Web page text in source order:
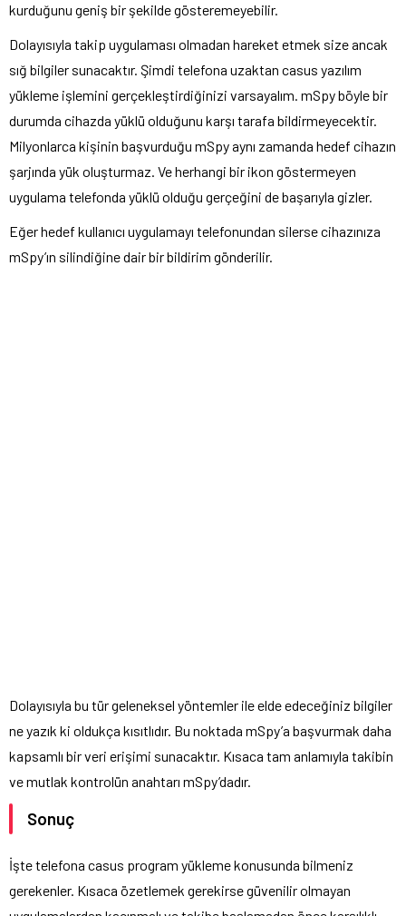
kurduğunu geniş bir şekilde gösteremeyebilir.
Dolayısıyla takip uygulaması olmadan hareket etmek size ancak
sığ bilgiler sunacaktır. Şimdi telefona uzaktan casus yazılım
yükleme işlemini gerçekleştirdiğinizi varsayalım. mSpy böyle bir
durumda cihazda yüklü olduğunu karşı tarafa bildirmeyecektir.
Milyonlarca kişinin başvurduğu mSpy aynı zamanda hedef cihazın
şarjında yük oluşturmaz. Ve herhangi bir ikon göstermeyen
uygulama telefonda yüklü olduğu gerçeğini de başarıyla gizler.
Eğer hedef kullanıcı uygulamayı telefonundan silerse cihazınıza
mSpy’ın silindiğine dair bir bildirim gönderilir.
Dolayısıyla bu tür geleneksel yöntemler ile elde edeceğiniz bilgiler
ne yazık ki oldukça kısıtlıdır. Bu noktada mSpy’a başvurmak daha
kapsamlı bir veri erişimi sunacaktır. Kısaca tam anlamıyla takibin
ve mutlak kontrolün anahtarı mSpy’dadır.
Sonuç
İşte telefona casus program yükleme konusunda bilmeniz
gerekenler. Kısaca özetlemek gerekirse güvenilir olmayan